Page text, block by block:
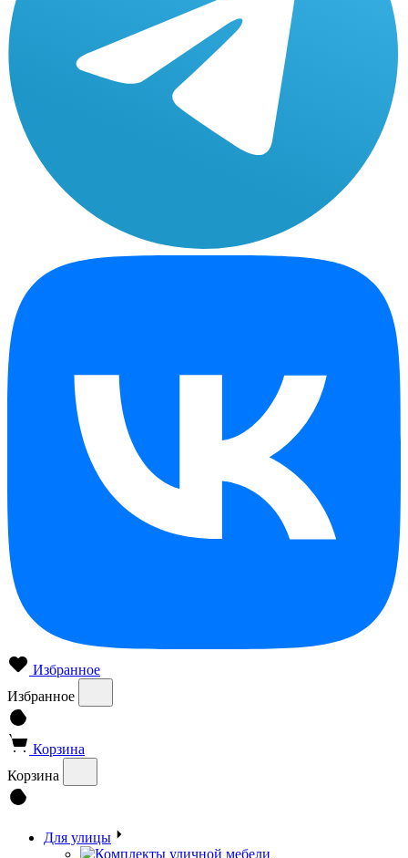
Избранное
Избранное
Корзина
Корзина
Для улицы